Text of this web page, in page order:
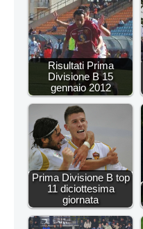
Risultati Prima
Divisione B 15
gennaio 2012
Prima Divisione B top
11 diciottesima
giornata